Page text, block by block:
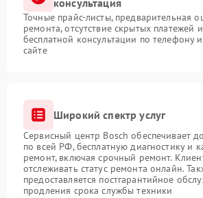
консультация
Точные прайс-листы, предварительная
ремонта, отсутствие скрытых платежей
бесплатной консультации по телефону
сайте
Широкий спектр услуг
Сервисный центр Bosch обеспечивает
по всей РФ, бесплатную диагностику и
ремонт, включая срочный ремонт.
отслеживать статус ремонта онлайн.
предоставляется постгарантийное
продления срока службы техники